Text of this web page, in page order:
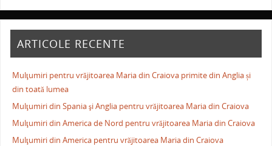
ARTICOLE RECENTE
Mulţumiri pentru vrăjitoarea Maria din Craiova primite din Anglia și
din toată lumea
Mulţumiri din Spania şi Anglia pentru vrăjitoarea Maria din Craiova
Mulţumiri din America de Nord pentru vrăjitoarea Maria din Craiova
Mulţumiri din America pentru vrăjitoarea Maria din Craiova